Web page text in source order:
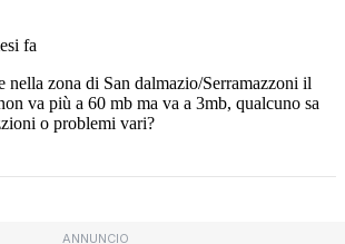
ANNUNCIO